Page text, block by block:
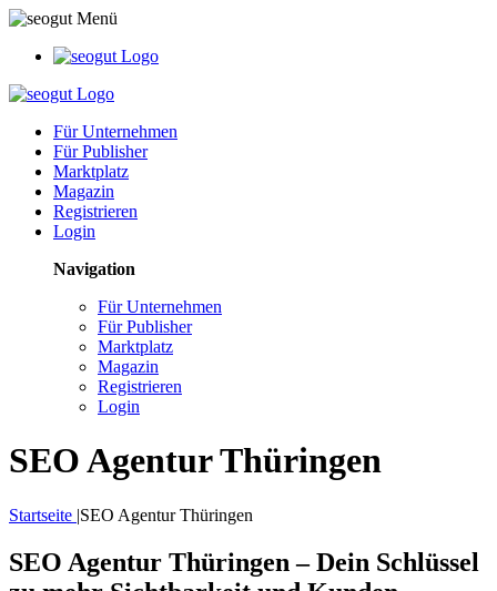
Für Unternehmen
Für Publisher
Marktplatz
Magazin
Registrieren
Login
Navigation
Für Unternehmen
Für Publisher
Marktplatz
Magazin
Registrieren
Login
SEO Agentur Thüringen
Startseite |SEO Agentur Thüringen
SEO Agentur Thüringen – Dein Schlüssel